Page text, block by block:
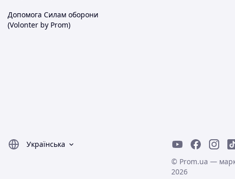
Допомога Силам оборони
(Volonter by Prom)
Українська
© Prom.ua —
2026